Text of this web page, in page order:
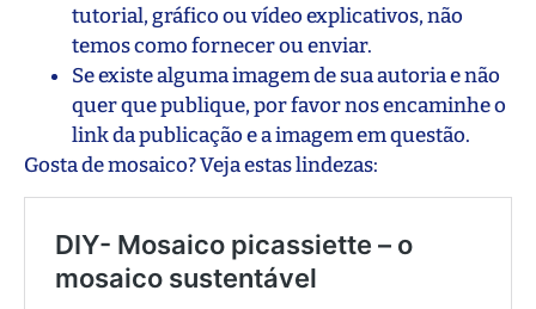
tutorial, gráfico ou vídeo explicativos, não
temos como fornecer ou enviar.
Se existe alguma imagem de sua autoria e não
quer que publique, por favor nos encaminhe o
link da publicação e a imagem em questão.
Gosta de mosaico? Veja estas lindezas: